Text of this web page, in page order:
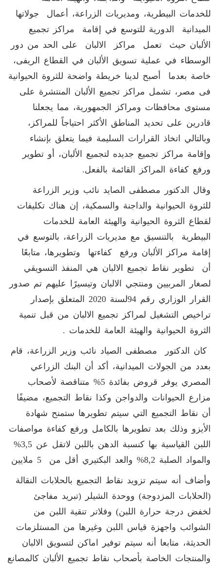
للخدمات البيطرية، ومديريات الزراعة، أعمال جولاتها
الميدانية الدورية للتوسع في إقامة مراكز تجميع
الألبان حيث تعمل مراكز الالبان على الحد من دور
الوسطاء في عملية تسويق الألبان في القطاع الريفى،
خاصة بعدما أصبح لدينا خريطة واضحة للثروة الحيوانية
فى مصر، تشمل مراكز تجميع الألبان المنتشرة على
مستوى محافظات ومراكز الجمهورية، مما يجعلنا
قادرين على تحديد المناطق الأكثر احتياجاً للمراكز،
وبالتالي اتخاذ القرارات السليمة فيما يتعلق بإنشاء
وإقامة مراكز تجميع جديده لتجميع الألبان، أو تطوير
ورفع كفاءة المراكز القائمة بالفعل.
وقال الدكتور مصطفى الصايد نائب وزير الزراعة
للثروة الحيوانية والداجنة والسمكية، إن هناك تكليفات
لقطاع الثروة الحيوانية والهيئة العامة للخدمات
البيطرية بالتنسيق مع مديريات الزراعة، بالتوسع في
إقامة مراكز الألبان ورفع كفاءتها وتطويرها، متابعًا
أن تطوير نقاط تجميع الالبان هي المنفذ التسويقي
لصغار المربيين ومنتجي الالبان وتيسيرًا عليهم تم صدور
القرار الوزاري رقم 94لسنة 2020 المتعلق بإصدار
تراخيص التشغيل لمراكز تجميع الالبان من قبل تنمية
الثروة الحيوانية والهيئة العامة للخدمات .
كان الدكتور مصطفى الصياد نائب وزير الزراعة، قام
بعدد من الجولات الميدانية، أكد أن البنك الزراعي
المصري يوفر قروض بفائدة 5% متناقصة لأصحاب
مزارع الحيوانات والدواجن وكذا نقاط التجميع، مضيفًا
أن نقاط التجميع التي سيتم تطويرها ستمنح شهادة
الأيزو وذلك بعد تطويرها بالكامل ورفع كفاءة مواصفات
اللبن القياسية بها كنسبة الدهن باللبن لاتقل عن 3,5%
والمواد الصلبة 8,2% والعد البكتيري أقل من 5 ملايين
وأضاف أنه سيتم تزويد نقاط التجميع بالحلابات النقالة
(الحلابات المزدوجة) ووحدة الشيلر (تبريد مفاجئ
لخفض درجة حرارة اللبن) وفلاتر تنقية اللبن من
الشوائب واجهزة قياس اللبن وغيرها من المستلزمات
الحديثة، متابعا أنه سيتم توفير اماكن لتسويق الالبان
والمنتجات الخاصة بأصحاب نقاط تجميع الألبان كالمصانع